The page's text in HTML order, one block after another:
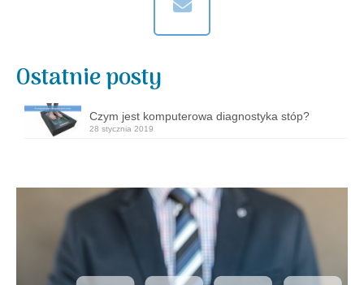
Ostatnie posty
Czym jest komputerowa diagnostyka stóp?
28 stycznia 2019